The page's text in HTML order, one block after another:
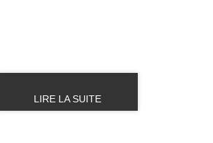
LIRE LA SUITE